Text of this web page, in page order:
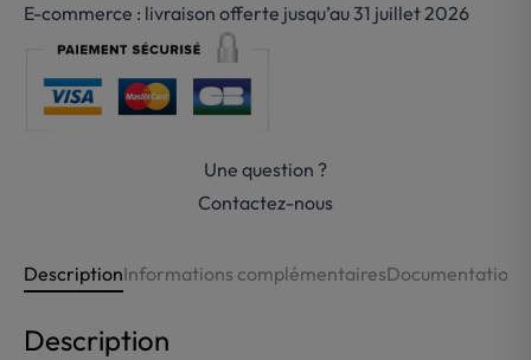
verre
grès
Gessi-
Goccia
E-commerce : livraison offerte jusqu’au 31 juillet 2026
Une question ?
Contactez-nous
DescriptionInformations complémentairesDocumentations
Description